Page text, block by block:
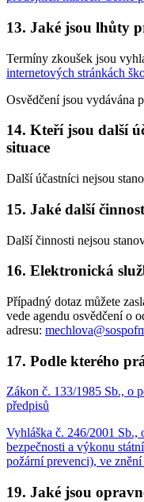
13. Jaké jsou lhůty
Termíny zkoušek jsou
internetových stránkách
Osvědčení jsou vydávána
14. Kteří jsou další
situace
Další účastníci nejsou
15. Jaké další
Další činnosti nejsou
16. Elektronická
Případný dotaz můžete
vede agendu osvědčení o
adresu:
17. Podle kterého
Zákon č. 133/1985 Sb., o
předpisů
Vyhláška č. 246/2001 Sb.,
bezpečnosti a výkonu
požární prevenci), ve
19. Jaké jsou